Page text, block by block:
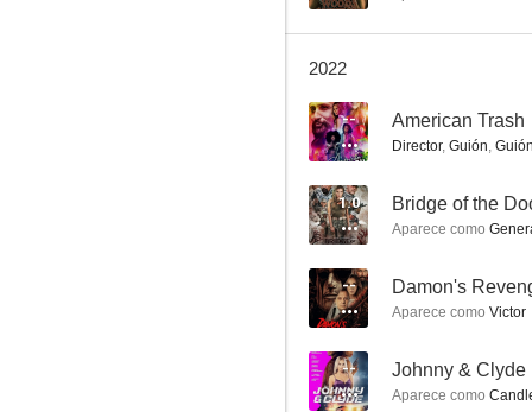
De ladrón a policía
Médicos en Los Ángeles
2022
-- American Trash
Director, Guión,
1.0 Bridge of the
Aparece como
-- Damon's
Aparece como Victor
-- Johnny & Clyde
Aparece como